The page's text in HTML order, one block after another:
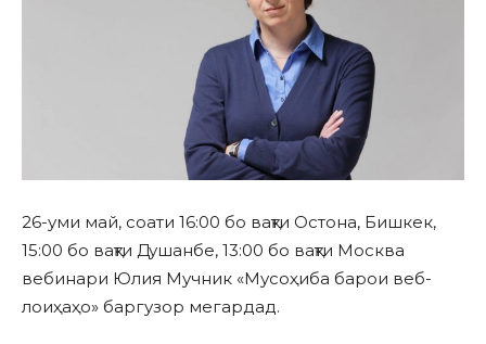
26-уми май, соати 16:00 бо вақти Остона, Бишкек,
15:00 бо вақти Душанбе, 13:00 бо вақти Москва
вебинари Юлия Мучник «Мусоҳиба барои веб-
лоиҳаҳо» баргузор мегардад.